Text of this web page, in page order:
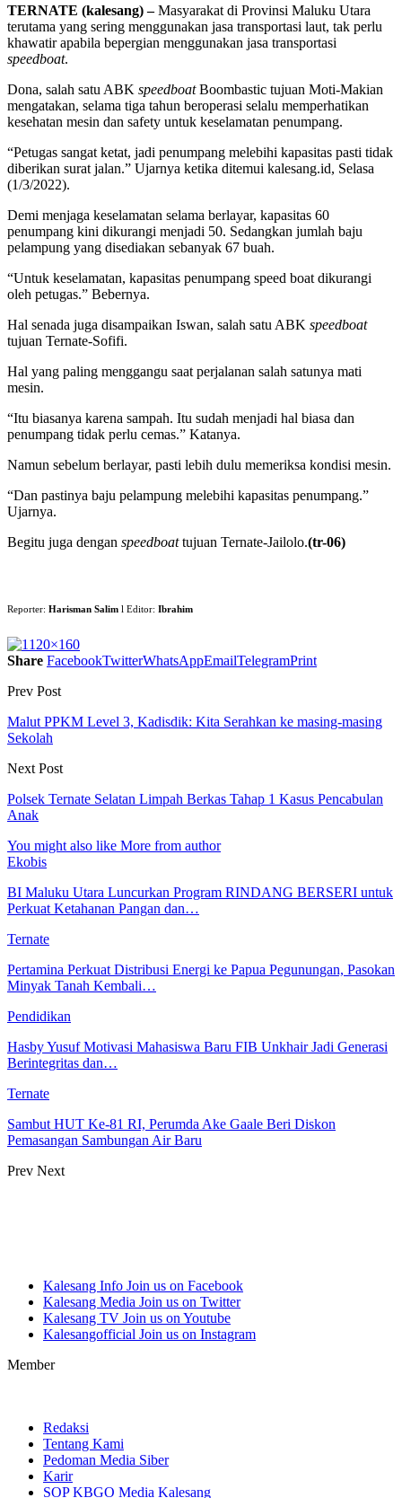
TERNATE (kalesang) –Masyarakat di Provinsi Maluku Utara
terutama yang sering menggunakan jasa transportasi laut, tak perlu
khawatir apabila bepergian menggunakan jasa transportasi
speedboat.
Dona, salah satu ABK speedboatBoombastic tujuan Moti-Makian
mengatakan, selama tiga tahun beroperasi selalu memperhatikan
kesehatan mesin dan safety untuk keselamatan penumpang.
“Petugas sangat ketat, jadi penumpang melebihi kapasitas pasti tidak
diberikan surat jalan.” Ujarnya ketika ditemui kalesang.id, Selasa
(1/3/2022).
Demi menjaga keselamatan selama berlayar, kapasitas 60
penumpang kini dikurangi menjadi 50. Sedangkan jumlah baju
pelampung yang disediakan sebanyak 67 buah.
“Untuk keselamatan, kapasitas penumpang speed boat dikurangi
oleh petugas.” Bebernya.
Hal senada juga disampaikan Iswan, salah satu ABK speedboat
tujuan Ternate-Sofifi.
Hal yang paling menggangu saat perjalanan salah satunya mati
mesin.
“Itu biasanya karena sampah. Itu sudah menjadi hal biasa dan
penumpang tidak perlu cemas.” Katanya.
Namun sebelum berlayar, pasti lebih dulu memeriksa kondisi mesin.
“Dan pastinya baju pelampung melebihi kapasitas penumpang.”
Ujarnya.
Begitu juga dengan speedboattujuan Ternate-Jailolo.(tr-06)
Reporter: Harisman Salim l Editor: Ibrahim
Share FacebookTwitterWhatsAppEmailTelegramPrint
Prev Post
Malut PPKM Level 3, Kadisdik: Kita Serahkan ke masing-masing
Sekolah
Next Post
Polsek Ternate Selatan Limpah Berkas Tahap 1 Kasus Pencabulan
Anak
You might also like More from author
Ekobis
BI Maluku Utara Luncurkan Program RINDANG BERSERI untuk
Perkuat Ketahanan Pangan dan…
Ternate
Pertamina Perkuat Distribusi Energi ke Papua Pegunungan, Pasokan
Minyak Tanah Kembali…
Pendidikan
Hasby Yusuf Motivasi Mahasiswa Baru FIB Unkhair Jadi Generasi
Berintegritas dan…
Ternate
Sambut HUT Ke-81 RI, Perumda Ake Gaale Beri Diskon
Pemasangan Sambungan Air Baru
Prev Next
Kalesang Info Join us on Facebook
Kalesang Media Join us on Twitter
Kalesang TV Join us on Youtube
Kalesangofficial Join us on Instagram
Member
Redaksi
Tentang Kami
Pedoman Media Siber
Karir
SOP KBGO Media Kalesang